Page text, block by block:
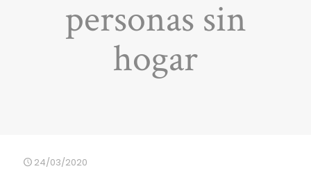
personas sin
hogar
24/03/2020